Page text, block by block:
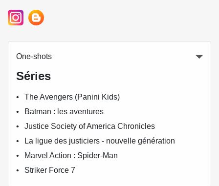
One-shots
Séries
The Avengers (Panini Kids)
Batman : les aventures
Justice Society of America Chronicles
La ligue des justiciers - nouvelle génération
Marvel Action : Spider-Man
Striker Force 7